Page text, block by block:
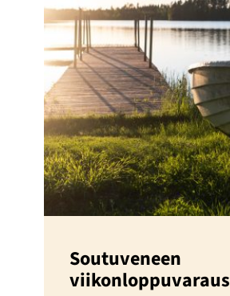
Soutuveneen
viikonloppuvaraus